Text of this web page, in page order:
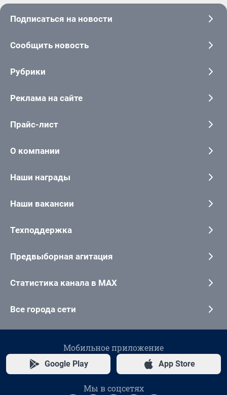
Подписаться на новости
Сообщить новость
Рубрики
Реклама на сайте
Прайс-лист
О компании
Наши награды
Наши вакансии
Техподдержка
Предвыборная агитация
Статистика канала в MAX
Все города сети
Мобильное приложение
Google Play App Store
Мы в соцсетях